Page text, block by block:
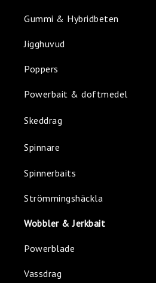
Gummi & Hybridbeten
Jigghuvud
Poppers
Powerbait & doftmedel
Skeddrag
Spinnare
Spinnerbaits
Strömmingshäckla
Wobbler & Jerkbait
Powerblade
Vassdrag